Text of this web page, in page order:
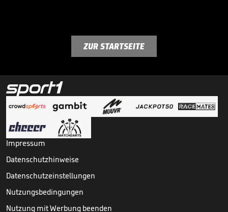
ZUR STARTSEITE
Impressum
Datenschutzhinweise
Datenschutzeinstellungen
Nutzungsbedingungen
Nutzung mit Werbung beenden